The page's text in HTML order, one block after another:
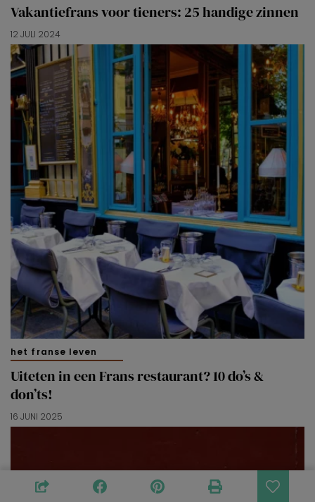
Vakantiefrans voor tieners: 25 handige zinnen
12 JULI 2024
het franse leven
Uiteten in een Frans restaurant? 10 do’s &
don’ts!
16 JUNI 2025